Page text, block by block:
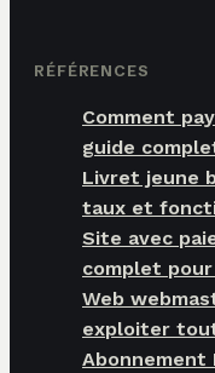
RÉFÉRENCES
Comment
guide
Livret jeune
taux et
Site avec
complet
Web
exploiter
Abonnement